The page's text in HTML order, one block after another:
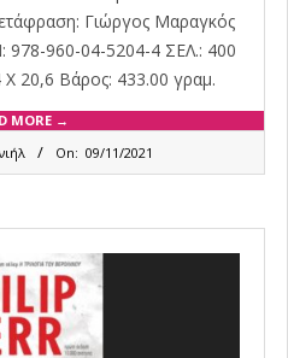
Γιώργος Μαραγκός
978-960-04-5204-4 ΣΕΛ.: 400
Χ 20,6 Βάρος: 433.00 γραμ.
MORE →
On: 09/11/2021